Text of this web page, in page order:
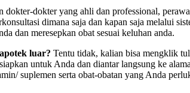
dokter yang ahli dan professional,
dimana saja dan kapan saja melalui
dan meresepkan obat sesuai keluhan anda.
luar? Tentu tidak, kalian bisa mengklik
untuk Anda dan diantar langsung ke
suplemen serta obat-obatan yang Anda